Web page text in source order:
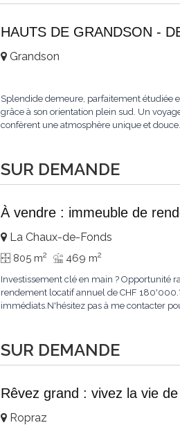
HAUTS DE GRANDSON -
SUR DEMANDE
Grandson
Splendide demeure, parfaitement étudiée
grâce à son orientation plein sud. Un
confèrent une atmosphère unique et
À vendre : immeuble de
SUR DEMANDE
La Chaux-de-Fonds
805 m2 469 m2
Investissement clé en main ? Opportunité
rendement locatif annuel de CHF
immédiats.N'hésitez pas à me contacter
Rêvez grand : vivez la vie
Ropraz